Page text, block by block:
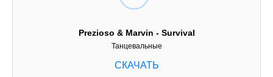
Prezioso & Marvin - Survival
Танцевальные